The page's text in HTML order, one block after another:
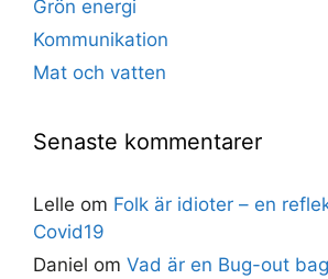
Grön energi
Kommunikation
Mat och vatten
Senaste kommentarer
Lelle om Folk är idioter – en
Covid19
Daniel om Vad är en Bug-out